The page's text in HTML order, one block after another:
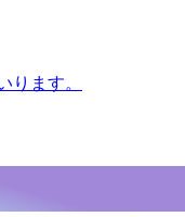
ます。